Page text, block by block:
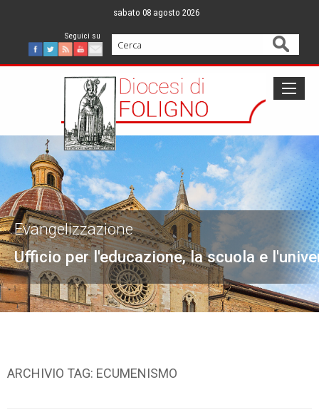
content
sabato 08 agosto 2026
Facebook
Twitter
FeedYoutube
Mail
Cerca
Ufficio per l'educazione, la scuola e
Evangelizzazione
ARCHIVIO TAG: ECUMENISMO